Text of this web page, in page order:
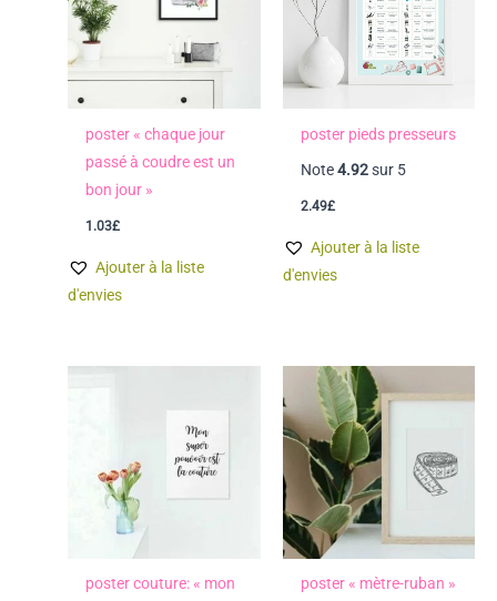
poster « chaque jour
passé à coudre est un
bon jour »
1.03£
Ajouter à la liste
d'envies
poster pieds presseurs
Note4.92sur 5
2.49£
Ajouter à la liste
d'envies
poster couture: « mon
poster « mètre-ruban »